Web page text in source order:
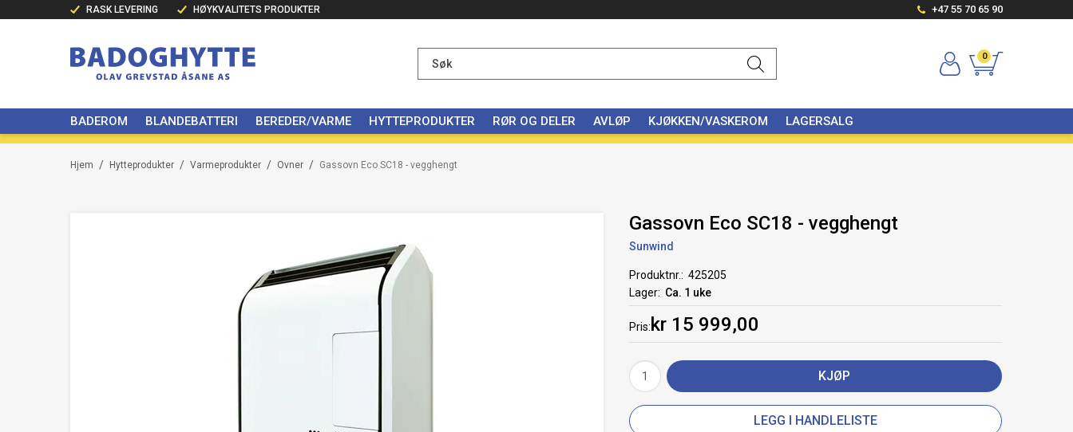
RASK LEVERING HØYKVALITETS PRODUKTER +47 55 70 65 90
0
BADEROM BLANDEBATTERI BEREDER/VARME HYTTEPRODUKTER RØR OG DELER AVLØP KJØKKEN/VASKEROM LAGERSALG
/
Hjem /
Hytteprodukter /
Varmeprodukter /
Ovner Gassovn Eco SC18 - vegghengt
Gassovn Eco SC18 - vegghengt
Sunwind
Produktnr.
425205
Lager
Ca. 1 uke
Pris kr 15 999,00
KJØP
LEGG I HANDLELISTE